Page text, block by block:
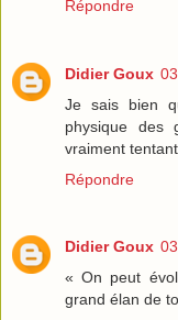
Répondre
Didier Goux
Je sais bien
physique des
vraiment
Répondre
Didier Goux
« On peut
grand élan de